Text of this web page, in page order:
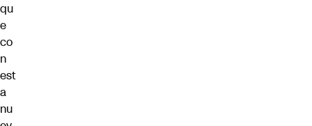
qu
e
co
n
est
a
nu